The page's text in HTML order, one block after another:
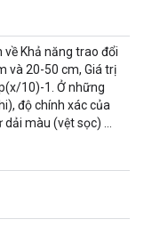
Khả năng trao đổi
và 20-50 cm, Giá trị
10)-1. Ở những
độ chính xác của
màu (vệt sọc) …